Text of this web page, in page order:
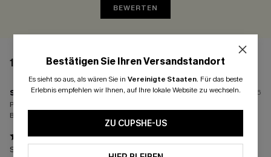
BEWERTEN
1 BEWERTUNG
s****
29/07/2026
Passform:
Bestellte Größen:
Super schönes Kleid
Bestätigen Sie Ihren Versandstandort
Es sieht so aus, als wären Sie in Vereinigte Staaten. Für das beste
Erlebnis empfehlen wir Ihnen, auf Ihre lokale Website zu wechseln.
ZU CUPSHE-US